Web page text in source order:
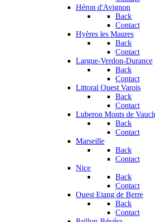
Héron d'Avignon
Back
Contact
Hyères les Maures
Back
Contact
Largue-Verdon-Durance
Back
Contact
Littoral Ouest Varois
Back
Contact
Luberon Monts de
Back
Contact
Marseille
Back
Contact
Nice
Back
Contact
Ouest Etang de Berre
Back
Contact